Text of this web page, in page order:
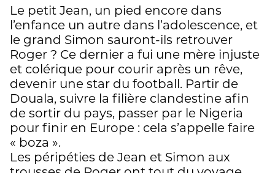
Le petit Jean, un pied encore dans
l’enfance un autre dans l’adolescence, et
le grand Simon sauront-ils retrouver
Roger ? Ce dernier a fui une mère injuste
et colérique pour courir après un rêve,
devenir une star du football. Partir de
Douala, suivre la filière clandestine afin
de sortir du pays, passer par le Nigeria
pour finir en Europe : cela s’appelle faire
« boza ».
Les péripéties de Jean et Simon aux